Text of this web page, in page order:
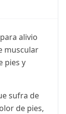
alivio
muscular
pies y
sufra de
de pies,